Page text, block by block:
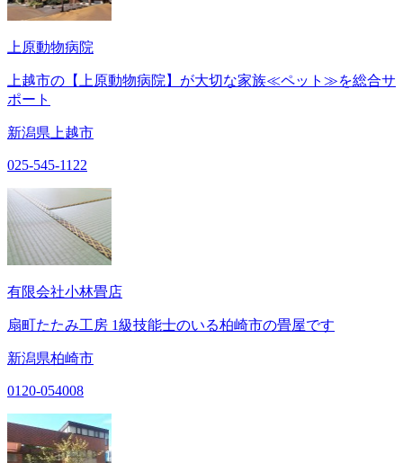
上原動物病院
上越市の【上原動物病院】が大切な家族≪ペット≫を総合サ
ポート
新潟県上越市
025-545-1122
有限会社小林畳店
扇町たたみ工房 1級技能士のいる柏崎市の畳屋です
新潟県柏崎市
0120-054008